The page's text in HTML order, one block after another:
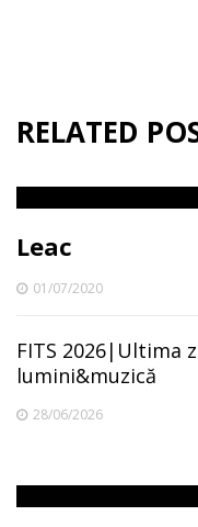
RELATED
Leac
01/07/2020
FITS 2026|Ultima
lumini&muzică
28/06/2026